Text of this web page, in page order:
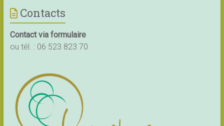
Contacts
Contact via formulaire
ou tél. : 06 523 823 70